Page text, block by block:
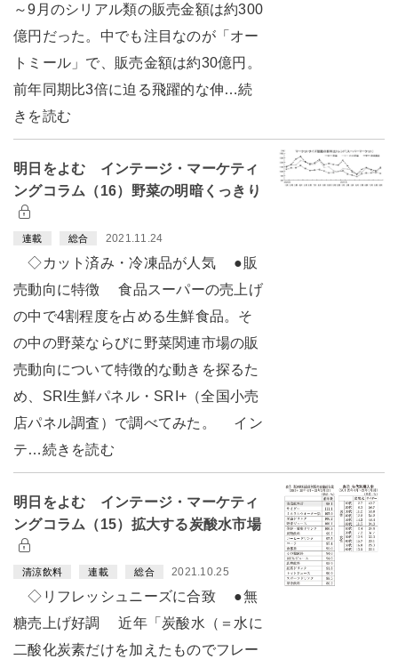
～9月のシリアル類の販売金額は約300
億円だった。中でも注目なのが「オー
トミール」で、販売金額は約30億円。
前年同期比3倍に迫る飛躍的な伸…続
きを読む
明日をよむ インテージ・マーケティ
ングコラム（16）野菜の明暗くっきり
連載 総合 2021.11.24
◇カット済み・冷凍品が人気 ●販
売動向に特徴 食品スーパーの売上げ
の中で4割程度を占める生鮮食品。そ
の中の野菜ならびに野菜関連市場の販
売動向について特徴的な動きを探るた
め、SRI生鮮パネル・SRI+（全国小売
店パネル調査）で調べてみた。 イン
テ…続きを読む
明日をよむ インテージ・マーケティ
ングコラム（15）拡大する炭酸水市場
清涼飲料 連載 総合 2021.10.25
◇リフレッシュニーズに合致 ●無
糖売上げ好調 近年「炭酸水（＝水に
二酸化炭素だけを加えたものでフレー